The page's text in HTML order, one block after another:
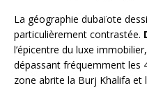
La géographie dubaïote
particulièrement contrastée.
l’épicentre du luxe
dépassant fréquemment les
zone abrite la Burj Khalifa